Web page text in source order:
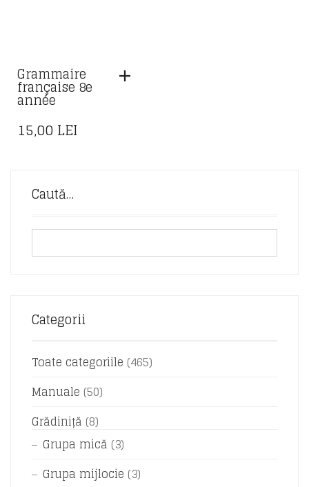
Grammaire
française 8e
année
15,00 LEI
Caută…
Categorii
Toate categoriile (465)
Manuale (50)
Grădiniță (8)
Grupa mică (3)
Grupa mijlocie (3)